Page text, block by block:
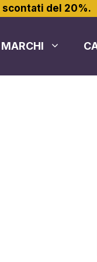
scontati del 20%.
MARCHI